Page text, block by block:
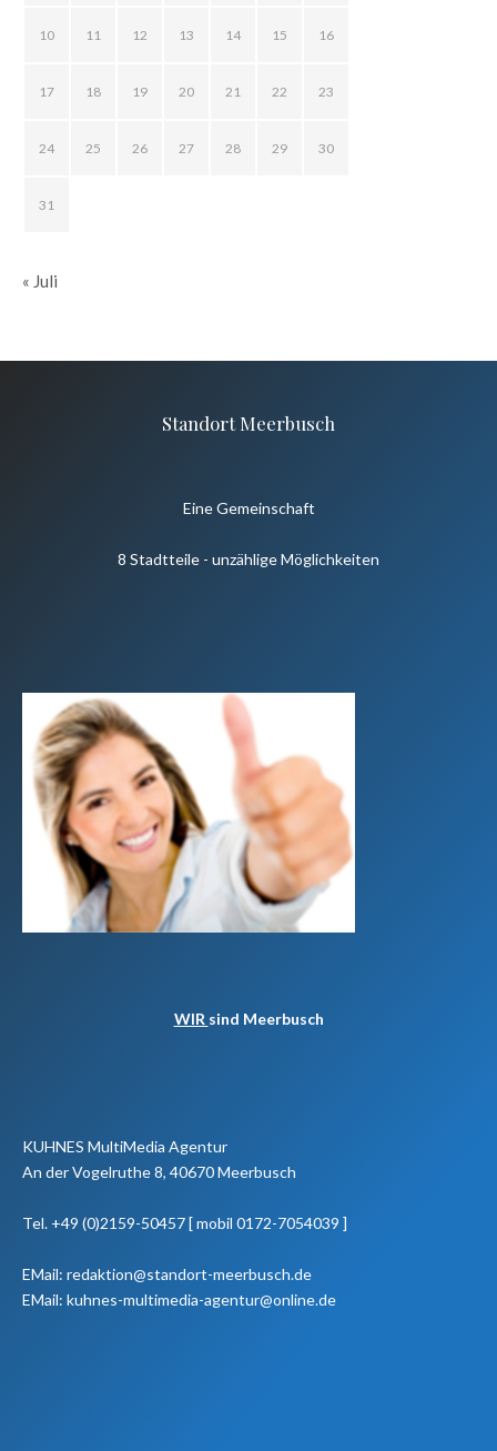
10 11 12 13 14 15 16
17 18 19 20 21 22 23
24 25 26 27 28 29 30
31
« Juli
Standort Meerbusch
Eine Gemeinschaft
8 Stadtteile - unzählige Möglichkeiten
WIR sind Meerbusch
KUHNES MultiMedia Agentur
An der Vogelruthe 8, 40670 Meerbusch
Tel. +49 (0)2159-50457 [ mobil 0172-7054039 ]
EMail: redaktion@standort-meerbusch.de
EMail: kuhnes-multimedia-agentur@online.de